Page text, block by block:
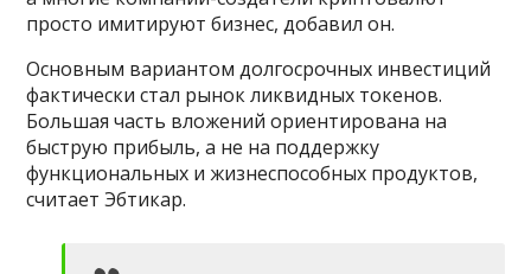
просто имитируют бизнес, добавил он.
Основным вариантом долгосрочных инвестиций
фактически стал рынок ликвидных токенов.
Большая часть вложений ориентирована на
быструю прибыль, а не на поддержку
функциональных и жизнеспособных продуктов,
считает Эбтикар.